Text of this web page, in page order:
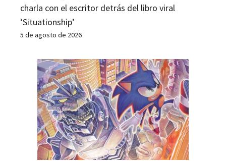
charla con el escritor detrás del libro viral
‘Situationship’
5 de agosto de 2026